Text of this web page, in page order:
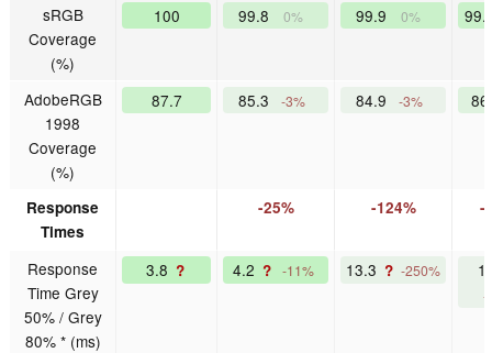
sRGB
Coverage
(%)
100 99.8 0% 99.9 0%
AdobeRGB
1998
Coverage
(%)
87.7 85.3 -3% 84.9 -3%
Response
Times
-25% -124% -
Response
Time Grey
50% / Grey
80% * (ms)
3.8 ? 4.2 ? -11% 13.3 ? -250%
-